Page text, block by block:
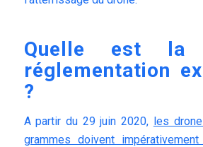
Quelle est la
réglementation
?
A partir du 29 juin 2020, les
grammes doivent